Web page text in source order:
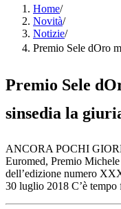
Home/
Novità/
Notizie/
Premio Sele dOro
Premio Sele
sinsedia la
ANCORA POCHI
Euromed, Premio
dell’edizione numero
30 luglio 2018 C’è